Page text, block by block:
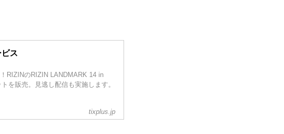
ス
RIZINのRIZIN LANDMARK 14 in
を販売。見逃し配信も実施します。
tixplus.jp